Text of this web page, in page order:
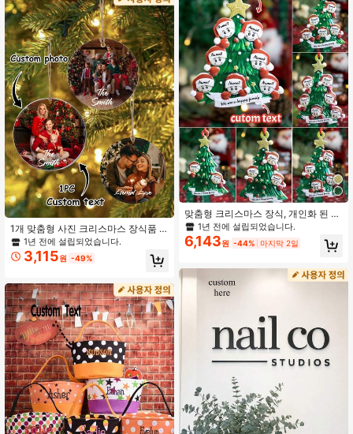
4.92 43K 팔로워
4.92 43K 팔로워
1개 맞춤형 사진 크리스마스 장식품 -
2026년 맞춤형 사진 크리스마스 장식
품, 맞춤형 텍스트 크리스마스 트리 장
식, 크리스마스 장식, 부모님, 반려동
성을 위한 생일 선물, 맞춤형, 장거리
친구, 베프, 직장 동료를 위한 선물, 휴
일 달력
1년 전에 설립되었습니다.
3,115원 -49%
맞춤형 크리스마스 장식, 개인화 된 크
리스마스 트리 장식, 맞춤형 2-7 이름
장식, 맞춤형 텍스트 크리스마스 장식,
DIY 장식, 크리스마스, 거실 장식, 야
품, 방 장식, 엄마, 아빠, 가족
1년 전에 설립되었습니다.
6,143원 -44% 마지막 2일